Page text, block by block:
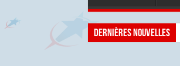
Dernières nouvelles